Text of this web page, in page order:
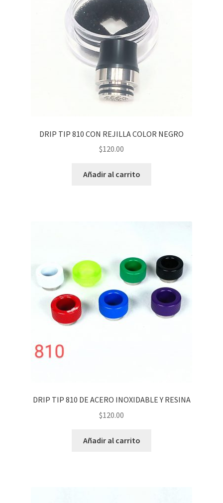
DRIP TIP 810 CON REJILLA COLOR NEGRO
$120.00
Añadir al carrito
DRIP TIP 810 DE ACERO INOXIDABLE Y RESINA
$120.00
Añadir al carrito